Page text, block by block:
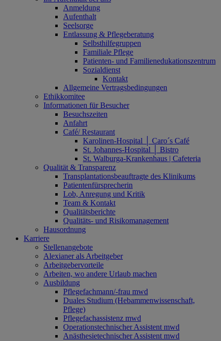
Anmeldung
Aufenthalt
Seelsorge
Entlassung & Pflegeberatung
Selbsthilfegruppen
Familiale Pflege
Patienten- und Familienedukationszentrum
Sozialdienst
Kontakt
Allgemeine Vertragsbedingungen
Ethikkomitee
Informationen für Besucher
Besuchszeiten
Anfahrt
Café/ Restaurant
Karolinen-Hospital │ Caro´s Café
St. Johannes-Hospital │ Bistro
St. Walburga-Krankenhaus | Cafeteria
Qualität & Transparenz
Transplantationsbeauftragte des Klinikums
Patientenfürsprecherin
Lob, Anregung und Kritik
Team & Kontakt
Qualitätsberichte
Qualitäts- und Risikomanagement
Hausordnung
Karriere
Stellenangebote
Alexianer als Arbeitgeber
Arbeitgebervorteile
Arbeiten, wo andere Urlaub machen
Ausbildung
Pflegefachmann/-frau mwd
Duales Studium (Hebammenwissenschaft,
Pflege)
Pflegefachassistenz mwd
Operationstechnischer Assistent mwd
Anästhesietechnischer Assistent mwd